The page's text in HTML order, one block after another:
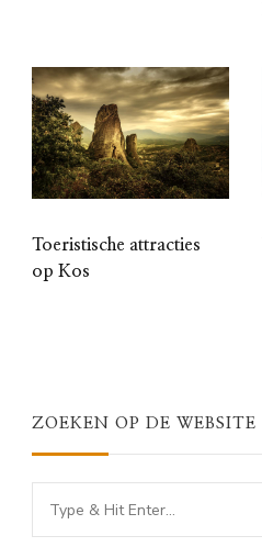
Toeristische attracties
op Kos
ZOEKEN OP DE WEBSITE
Looking
for